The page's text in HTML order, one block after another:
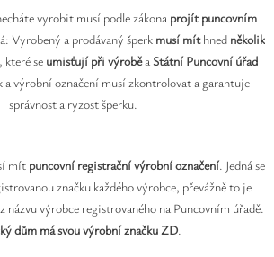
vyrobit musí podle zákona projít puncovním
Vyrobený a prodávaný šperk musí míthned několik
které se umisťují při výroběa Státní Puncovní úřad
a výrobní označení musí zkontrolovat a garantuje
správnost a ryzost šperku.
mít puncovní registrační výrobní označení. Jedná se
značku každého výrobce, převážně to je
názvu výrobce registrovaného na Puncovním úřadě.
dům má svou výrobní značku ZD